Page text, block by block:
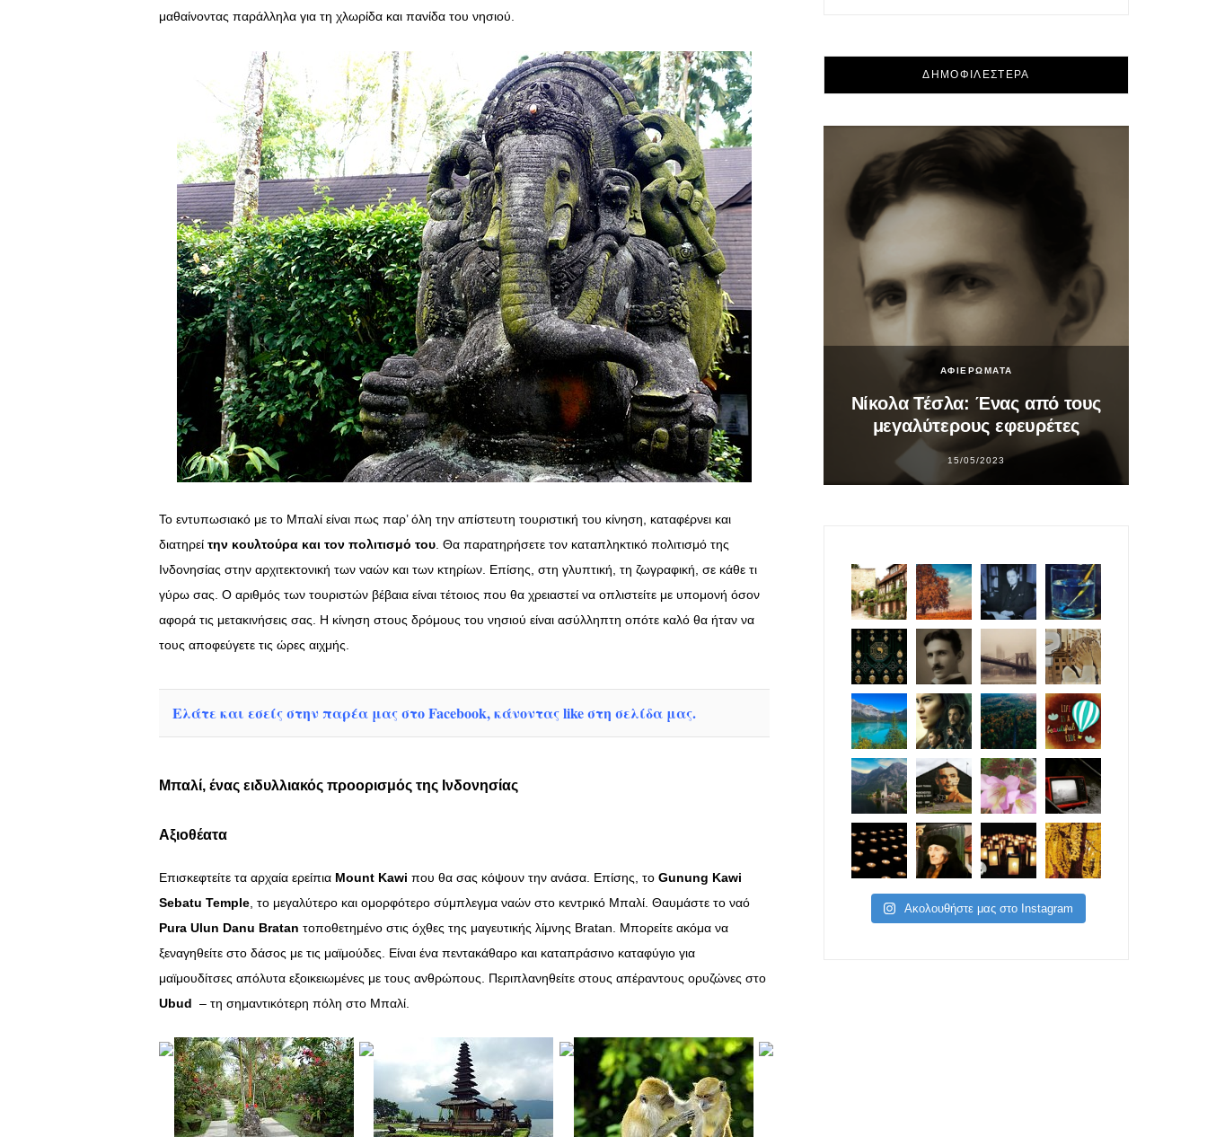
μαθαίνοντας παράλληλα για τη χλωρίδα και πανίδα του νησιού.
Το εντυπωσιακό με το Μπαλί είναι πως παρ’ όλη την απίστευτη τουριστική του κίνηση, καταφέρνει και
διατηρεί την κουλτούρα και τον πολιτισμό του . Θα παρατηρήσετε τον καταπληκτικό πολιτισμό της
Ινδονησίας στην αρχιτεκτονική των ναών και των κτηρίων. Επίσης, στη γλυπτική, τη ζωγραφική, σε κάθε τι
γύρω σας. Ο αριθμός των τουριστών βέβαια είναι τέτοιος που θα χρειαστεί να οπλιστείτε με υπομονή όσον
αφορά τις μετακινήσεις σας. Η κίνηση στους δρόμους του νησιού είναι ασύλληπτη οπότε καλό θα ήταν να
τους αποφεύγετε τις ώρες αιχμής.
Ελάτε και εσείς στην παρέα μας στο Facebook, κάνοντας like στη σελίδα μας.
Μπαλί, ένας ειδυλλιακός προορισμός της Ινδονησίας
Αξιοθέατα
Επισκεφτείτε τα αρχαία ερείπια Mount Kawi που θα σας κόψουν την ανάσα. Επίσης, το Gunung Kawi
Sebatu Temple , το μεγαλύτερο και ομορφότερο σύμπλεγμα ναών στο κεντρικό Μπαλί. Θαυμάστε το ναό
Pura Ulun Danu Bratan τοποθετημένο στις όχθες της μαγευτικής λίμνης Bratan. Μπορείτε ακόμα να
ξεναγηθείτε στο δάσος με τις μαϊμούδες. Είναι ένα πεντακάθαρο και καταπράσινο καταφύγιο για
μαϊμουδίτσες απόλυτα εξοικειωμένες με τους ανθρώπους. Περιπλανηθείτε στους απέραντους ορυζώνες στο
Ubud – τη σημαντικότερη πόλη στο Μπαλί.
ΔΗΜΟΦΙΛΕΣΤΕΡΑ
ΣΥΝΕΝΤΕΥΞΕΙΣ
Ο Κώστας Καζάκος μας μιλάει
για το Μεγάλο μας Τσίρκο
13/06/2018
ΑΦΙΕΡΩΜΑΤΑ
Νίκολα Τέσλα: Ένας από τους
μεγαλύτερους εφευρέτες
15/05/2023
Ακολουθήστε μας στο Instagram